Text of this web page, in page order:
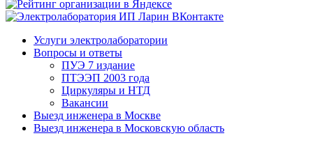
Услуги электролаборатории
Вопросы и ответы
ПУЭ 7 издание
ПТЭЭП 2003 года
Циркуляры и НТД
Вакансии
Выезд инженера в Москве
Выезд инженера в Московскую область